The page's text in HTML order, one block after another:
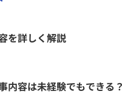
を詳しく解説
内容は未経験でもできる？